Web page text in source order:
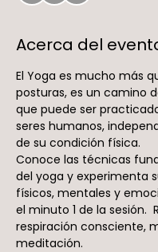
Acerca del
El Yoga es mucho más
posturas, es un camino
que puede ser
seres humanos,
de su condición física.
Conoce las técnicas
del yoga y experimenta
físicos, mentales y
el minuto 1 de la sesión.
respiración consciente,
meditación.